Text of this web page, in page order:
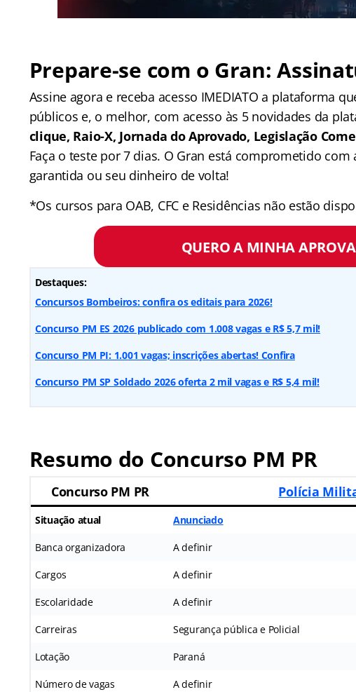
Prepare-se com o Gran:
Assine agora e receba acesso IMEDIATO a plataforma
públicos e, o melhor, com acesso às 5 novidades da
clique, Raio-X, Jornada do Aprovado, Legislação
Faça o teste por 7 dias. O Gran está comprometido com
garantida ou seu dinheiro de volta!
*Os cursos para OAB, CFC e Residências não estão
QUERO A MINHA
Destaques:
Concursos Bombeiros: confira os editais para 2026!
Concurso PM ES 2026 publicado com 1.008 vagas e R$ 5,7 mil!
Concurso PM PI: 1.001 vagas; inscrições abertas! Confira
Concurso PM SP Soldado 2026 oferta 2 mil vagas e R$ 5,4 mil!
Resumo do Concurso PM PR
Concurso PM PR Polícia
Situação atual Anunciado
Banca organizadora A definir
Cargos A definir
Escolaridade A definir
Carreiras Segurança pública e Policial
Lotação Paraná
Número de vagas A definir